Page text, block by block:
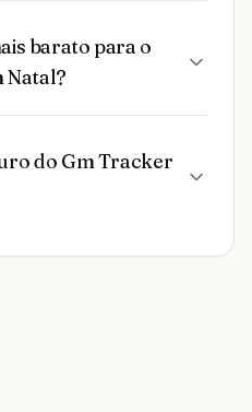
barato para o
Natal?
do Gm Tracker